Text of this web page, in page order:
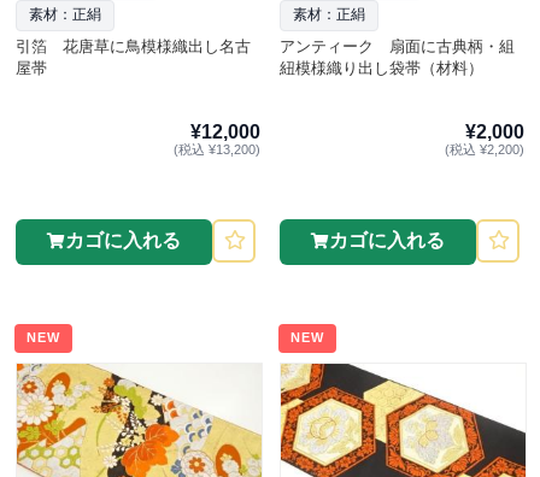
素材：正絹
引箔 花唐草に鳥模様織出し名古
屋帯
¥12,000
(税込 ¥13,200)
カゴに入れる
素材：正絹
アンティーク 扇面に古典柄・組
紐模様織り出し袋帯（材料）
¥2,000
(税込 ¥2,200)
カゴに入れる
NEW NEW